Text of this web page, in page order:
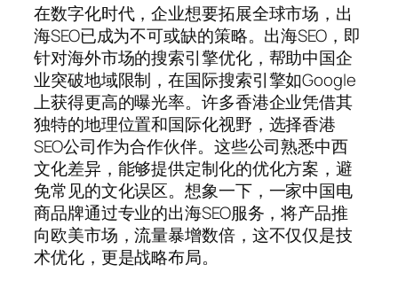
在数字化时代，企业想要拓展全球市场，出
海SEO已成为不可或缺的策略。出海SEO，即
针对海外市场的搜索引擎优化，帮助中国企
业突破地域限制，在国际搜索引擎如Google
上获得更高的曝光率。许多香港企业凭借其
独特的地理位置和国际化视野，选择香港
SEO公司作为合作伙伴。这些公司熟悉中西
文化差异，能够提供定制化的优化方案，避
免常见的文化误区。想象一下，一家中国电
商品牌通过专业的出海SEO服务，将产品推
向欧美市场，流量暴增数倍，这不仅仅是技
术优化，更是战略布局。